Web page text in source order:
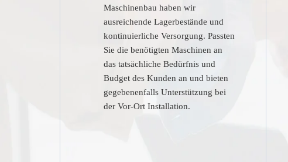
Maschinenbau haben wir
ausreichende Lagerbestände und
kontinuierliche Versorgung. Passten
Sie die benötigten Maschinen an
das tatsächliche Bedürfnis und
Budget des Kunden an und bieten
gegebenenfalls Unterstützung bei
der Vor-Ort Installation.